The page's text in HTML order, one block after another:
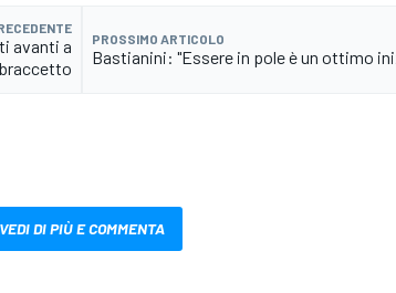
avanti a
braccetto
PROSSIMO ARTICOLO
Bastianini: "Essere in pole è un ottimo
VEDI DI PIÙ E COMMENTA